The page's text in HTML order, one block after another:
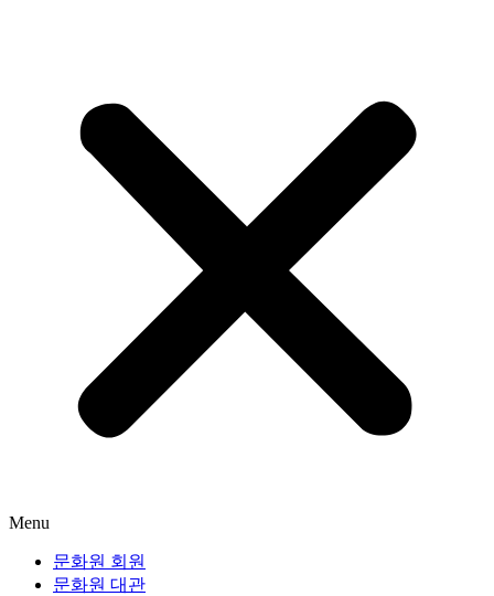
Menu
문화원 회원
문화원 대관